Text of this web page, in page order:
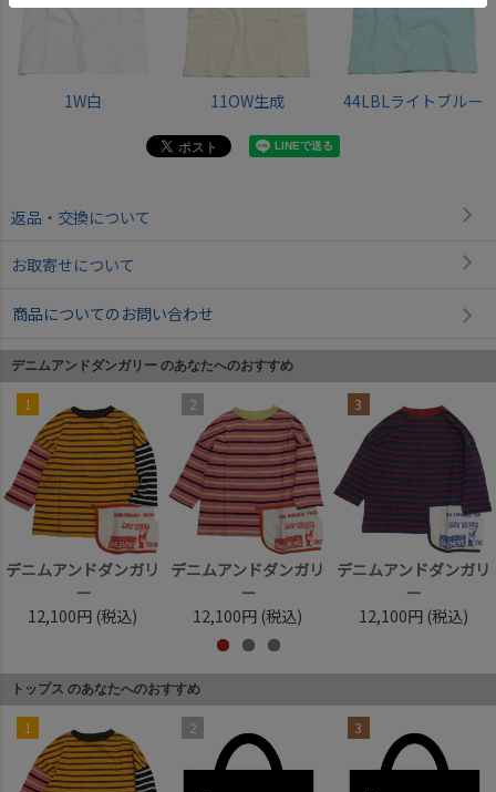
1W白 11OW生成 44LBLライトブルー
返品・交換について
お取寄せについて
商品についてのお問い合わせ
デニムアンドダンガリー のあなたへのおすすめ
1
デニムアンドダンガリ
ー
12,100円 (税込)
2
デニムアンドダンガリ
ー
12,100円 (税込)
3
デニムアンドダンガリ
ー
12,100円 (税込)
トップス のあなたへのおすすめ
1 2 3